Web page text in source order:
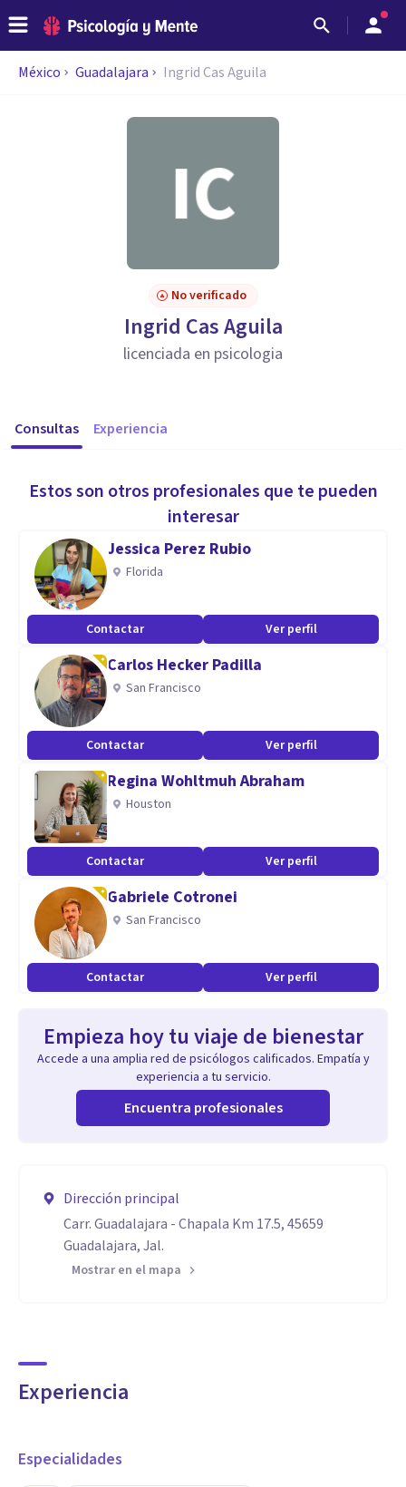
México Guadalajara Ingrid Cas Aguila
No verificado
Ingrid Cas Aguila
licenciada en psicologia
Consultas Experiencia
Estos son otros profesionales que te pueden
interesar
Jessica Perez Rubio
Florida
Contactar Ver perfil
Carlos Hecker Padilla
San Francisco
Contactar Ver perfil
Regina Wohltmuh Abraham
Houston
Contactar Ver perfil
Gabriele Cotronei
San Francisco
Contactar Ver perfil
Empieza hoy tu viaje de bienestar
Accede a una amplia red de psicólogos calificados. Empatía y
experiencia a tu servicio.
Encuentra profesionales
Dirección principal
Carr. Guadalajara - Chapala Km 17.5, 45659
Guadalajara, Jal.
Mostrar en el mapa
Experiencia
Especialidades